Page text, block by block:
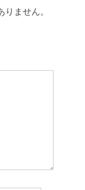
ません。